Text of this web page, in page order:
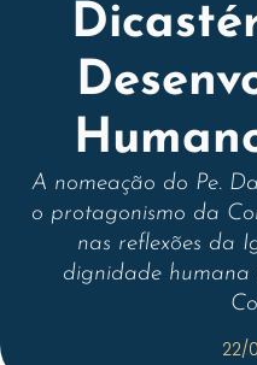
A nomeação do Pe.
o protagonismo da
nas reflexões da
dignidade humana
22/